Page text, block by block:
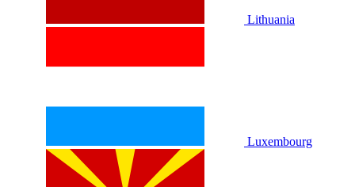
Lithuania
Luxembourg